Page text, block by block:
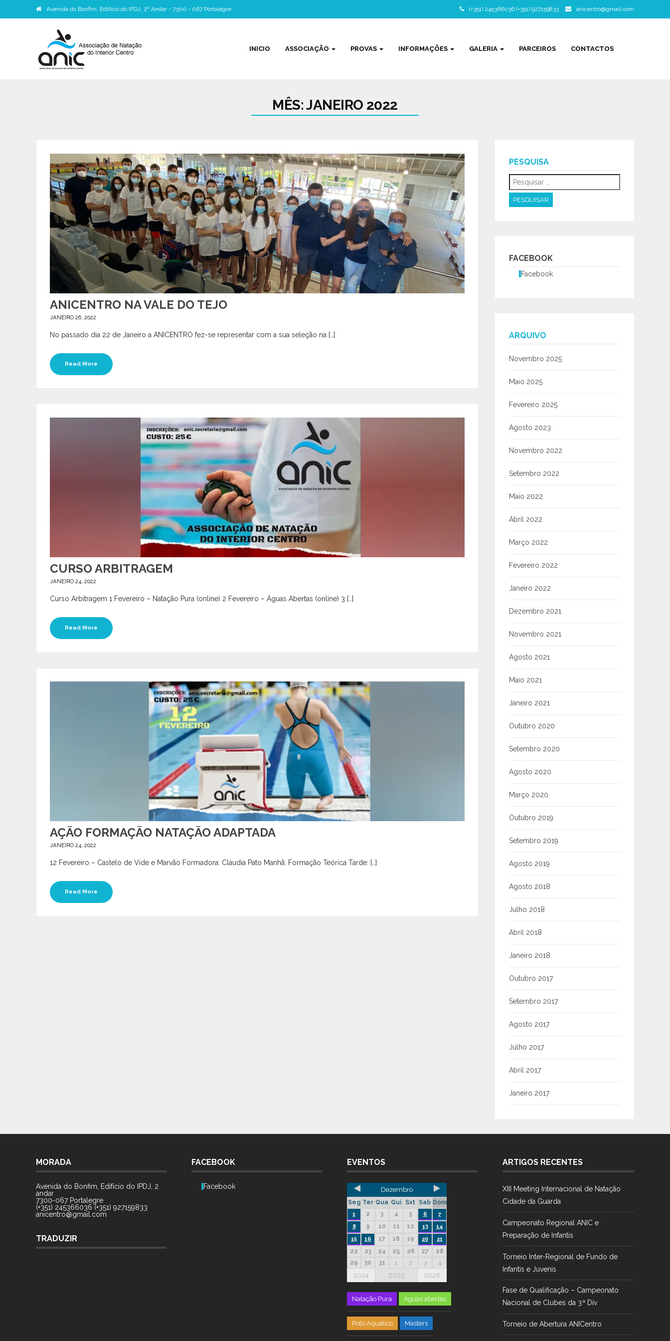
Avenida do Bonfim, Edifício do IPDJ, 2º Andar - 7300 - 067 Portalegre (+351) 245366036 (+351) 927159833 anicentro@gmail.com
INICIO ASSOCIAÇÃO PROVAS INFORMAÇÕES GALERIA PARCEIROS CONTACTOS
MÊS:JANEIRO 2022
ANICENTRO NA VALE DO TEJO
JANEIRO 26, 2022
No passado dia 22 de Janeiro a ANICENTRO fez-se representar com a sua seleção na […]
Read More
CURSO ARBITRAGEM
JANEIRO 24, 2022
Curso Arbitragem 1 Fevereiro – Natação Pura (online) 2 Fevereiro – Águas Abertas (online) 3 […]
Read More
AÇÃO FORMAÇÃO NATAÇÃO ADAPTADA
JANEIRO 24, 2022
12 Fevereiro – Castelo de Vide e Marvão Formadora: Cláudia Pato Manhã: Formação Teórica Tarde: […]
Read More
PESQUISA
FACEBOOK
Facebook
ARQUIVO
Novembro 2025
Maio 2025
Fevereiro 2025
Agosto 2023
Novembro 2022
Setembro 2022
Maio 2022
Abril 2022
Março 2022
Fevereiro 2022
Janeiro 2022
Dezembro 2021
Novembro 2021
Agosto 2021
Maio 2021
Janeiro 2021
Outubro 2020
Setembro 2020
Agosto 2020
Março 2020
Outubro 2019
Setembro 2019
Agosto 2019
Agosto 2018
Julho 2018
Abril 2018
Janeiro 2018
Outubro 2017
Setembro 2017
Agosto 2017
Julho 2017
Abril 2017
Janeiro 2017
MORADA
Avenida do Bonfim, Edifício do IPDJ, 2
andar
7300-067 Portalegre
(+351) 245366036 (+351) 927159833
anicentro@gmail.com
TRADUZIR
FACEBOOK
Facebook
EVENTOS
Dezembro
Seg Ter Qua Qui Sxt Sab Dom
1 2 3 4 5 6
7
8
9 10 11 12 13
14
15
16 17 18 19 20 21
22 23 24 25 26 27
28
29
30 31 1 2 3 4
2024 2025 2026
Natação Pura Águas abertas
Polo Aquático Masters
ARTIGOS RECENTES
XIII Meeting Internacional de Natação
Cidade da Guarda
Campeonato Regional ANIC e
Preparação de Infantis
Torneio Inter-Regional de Fundo de
Infantis e Juvenis
Fase de Qualificação – Campeonato
Nacional de Clubes da 3ª Div
Torneio de Abertura ANICentro